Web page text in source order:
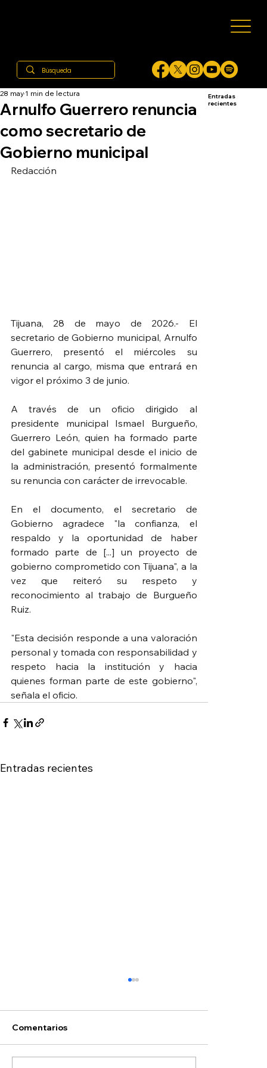
Arnulfo Guerrero renuncia
como secretario de
Gobierno municipal
28 may 1 min de lectura
Redacción
Tijuana, 28 de mayo de 2026.- El
secretario de Gobierno municipal, Arnulfo
Guerrero, presentó el miércoles su
renuncia al cargo, misma que entrará en
vigor el próximo 3 de junio.
A través de un oficio dirigido al
presidente municipal Ismael Burgueño,
Guerrero León, quien ha formado parte
del gabinete municipal desde el inicio de
la administración, presentó formalmente
su renuncia con carácter de irrevocable.
En el documento, el secretario de
Gobierno agradece "la confianza, el
respaldo y la oportunidad de haber
formado parte de [...] un proyecto de
gobierno comprometido con Tijuana", a la
vez que reiteró su respeto y
reconocimiento al trabajo de Burgueño
Ruiz.
"Esta decisión responde a una valoración
personal y tomada con responsabilidad y
respeto hacia la institución y hacia
quienes forman parte de este gobierno",
señala el oficio.
Entradas recientes
Comentarios
Entradas
recientes